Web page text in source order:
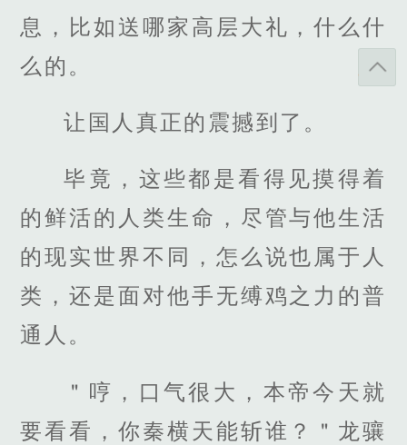
息，比如送哪家高层大礼，什么什
么的。
让国人真正的震撼到了。
毕竟，这些都是看得见摸得着
的鲜活的人类生命，尽管与他生活
的现实世界不同，怎么说也属于人
类，还是面对他手无缚鸡之力的普
通人。
＂哼，口气很大，本帝今天就
要看看，你秦横天能斩谁？＂龙骧